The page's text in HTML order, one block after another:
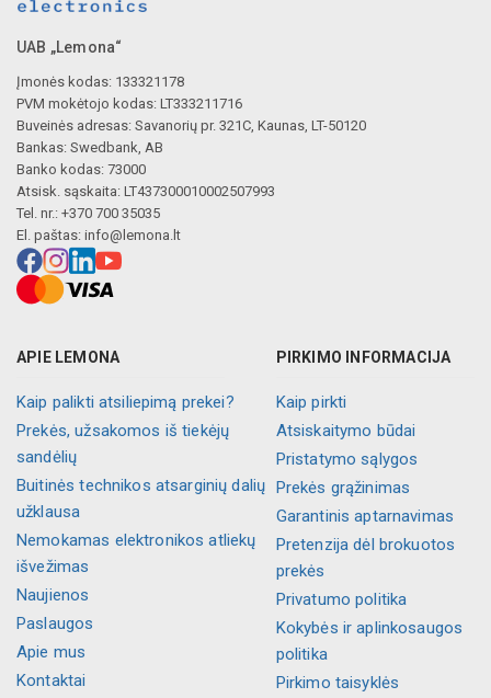
UAB „Lemona“
Įmonės kodas: 133321178
PVM mokėtojo kodas: LT333211716
Buveinės adresas: Savanorių pr. 321C, Kaunas, LT-50120
Bankas: Swedbank, AB
Banko kodas: 73000
Atsisk. sąskaita: LT437300010002507993
Tel. nr.: +370 700 35035
El. paštas: info@lemona.lt
APIE LEMONA
Kaip palikti atsiliepimą prekei?
Prekės, užsakomos iš tiekėjų
sandėlių
Buitinės technikos atsarginių dalių
užklausa
Nemokamas elektronikos atliekų
išvežimas
Naujienos
Paslaugos
Apie mus
Kontaktai
PIRKIMO INFORMACIJA
Kaip pirkti
Atsiskaitymo būdai
Pristatymo sąlygos
Prekės grąžinimas
Garantinis aptarnavimas
Pretenzija dėl brokuotos
prekės
Privatumo politika
Kokybės ir aplinkosaugos
politika
Pirkimo taisyklės